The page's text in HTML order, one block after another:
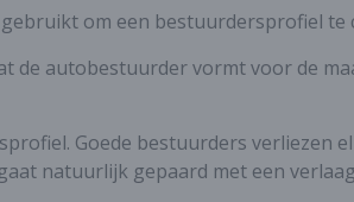
om een bestuurdersprofiel te
de autobestuurder vormt voor de
Goede bestuurders verliezen
natuurlijk gepaard met een